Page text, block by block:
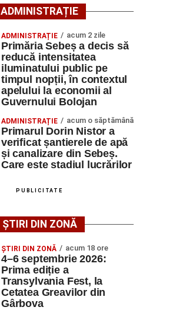
ADMINISTRAȚIE
ADMINISTRAȚIE acum 2 zile
Primăria Sebeș a decis să
reducă intensitatea
iluminatului public pe
timpul nopții, în contextul
apelului la economii al
Guvernului Bolojan
ADMINISTRAȚIE acum o săptămână
Primarul Dorin Nistor a
verificat șantierele de apă
și canalizare din Sebeș.
Care este stadiul lucrărilor
PUBLICITATE
ȘTIRI DIN ZONĂ
ȘTIRI DIN ZONĂ acum 18 ore
4–6 septembrie 2026:
Prima ediție a
Transylvania Fest, la
Cetatea Greavilor din
Gârbova